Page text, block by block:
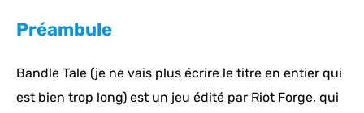
Préambule
Bandle Tale (je ne vais plus écrire le titre en entier qui
est bien trop long) est un jeu édité par Riot Forge, qui